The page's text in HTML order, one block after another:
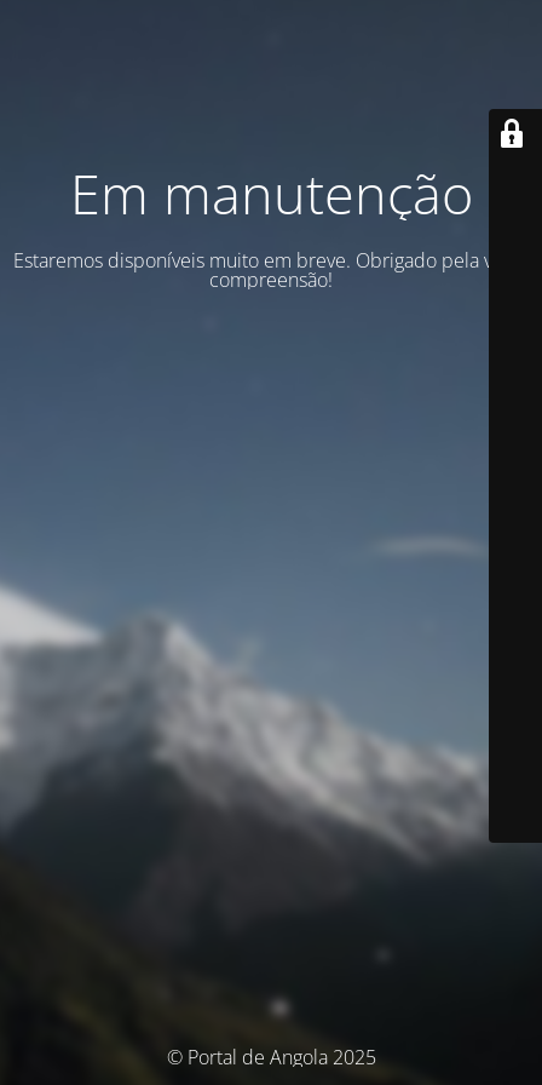
Em manutenção
Estaremos disponíveis muito em breve. Obrigado pela vossa
compreensão!
© Portal de Angola 2025